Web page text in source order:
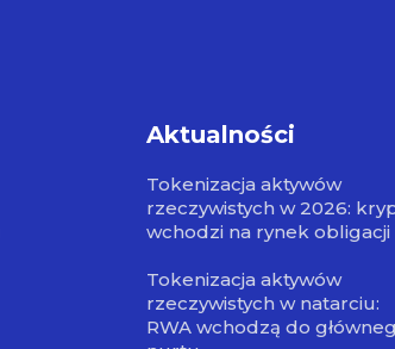
Aktualności
Tokenizacja aktywów
rzeczywistych w 2026:
wchodzi na rynek obligacji
Tokenizacja aktywów
rzeczywistych w natarciu:
RWA wchodzą do